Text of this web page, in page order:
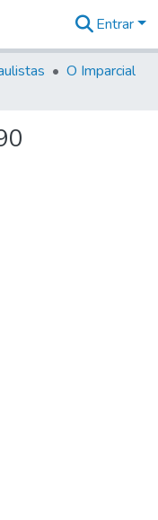
Entrar
O Imparcial